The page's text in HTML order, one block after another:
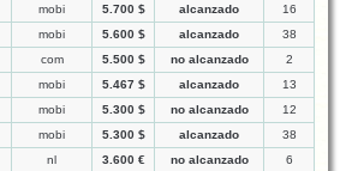
mobi 5.700 $ alcanzado
16
mobi 5.600 $ alcanzado
38
com 5.500 $ no alcanzado
2
mobi 5.467 $ alcanzado
13
mobi 5.300 $ no alcanzado
12
mobi 5.300 $ alcanzado
38
nl 3.600 € no alcanzado 6